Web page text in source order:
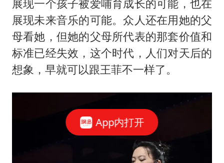
展现一个孩子被爱哺育成长的可能，也在
展现未来音乐的可能。众人还在用她的父
母看她，但她的父母所代表的那套价值和
标准已经失效，这个时代，人们对天后的
想象，早就可以跟王菲不一样了。
App内打开